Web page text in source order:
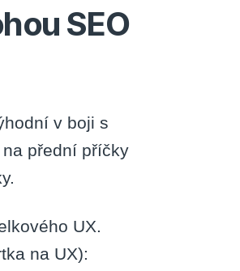
SEO
v boji s
přední příčky
UX.
na UX):